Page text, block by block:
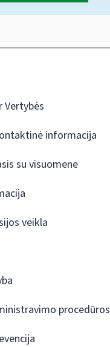
Vertybės
informacija
su visuomene
veikla
procedūros